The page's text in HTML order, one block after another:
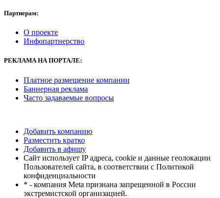
Партнерам:
О проекте
Инфопартнерство
РЕКЛАМАНА ПОРТАЛЕ:
Платное размещение компании
Баннерная реклама
Часто задаваемые вопросы
Добавить компанию
Разместить кратко
Добавить в афишу
Сайт использует IP адреса, cookie и данные геолокации
Пользователей сайта, в соответствии с Политикой
конфиденциальности
* - компания Meta признана запрещенной в России
экстремистской организацией.